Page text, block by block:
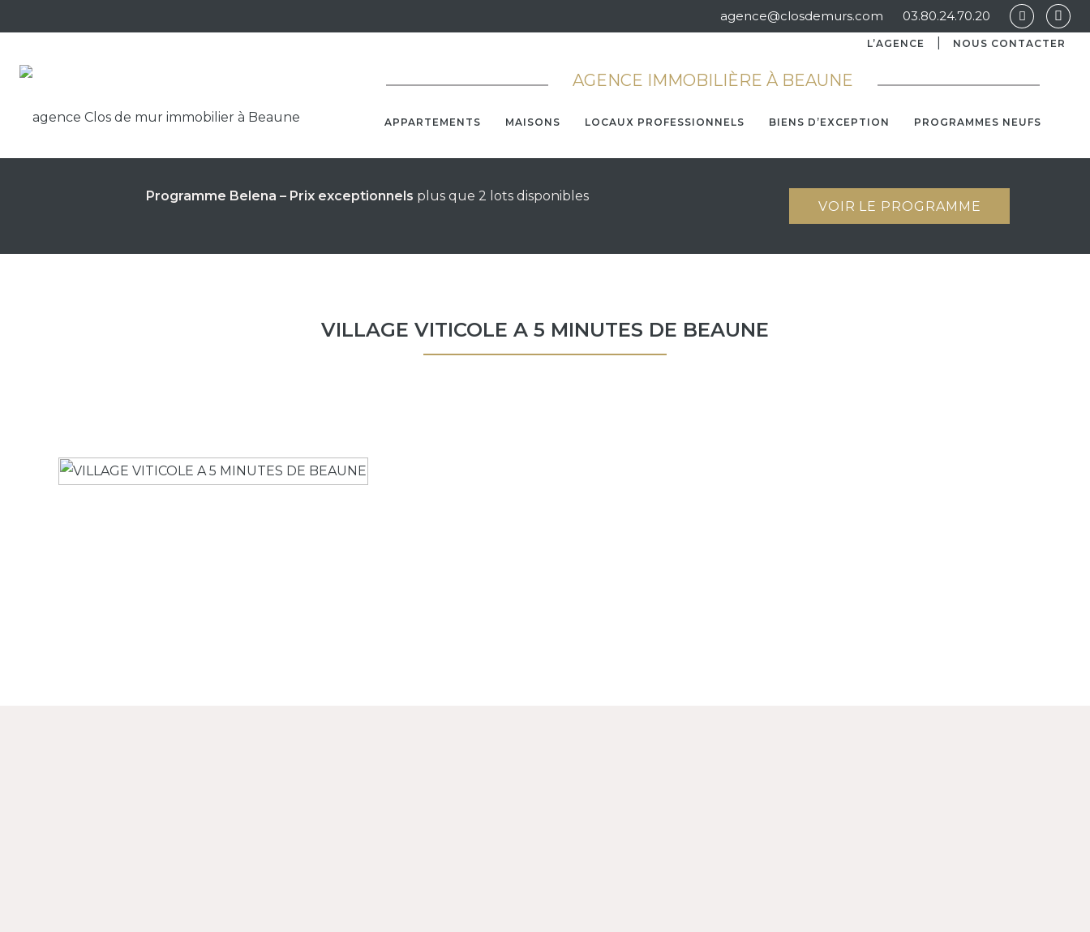
agence@closdemurs.com 03.80.24.70.20
L’AGENCE NOUS CONTACTER
AGENCE IMMOBILIÈRE À BEAUNE
APPARTEMENTS MAISONS LOCAUX PROFESSIONNELS BIENS D’EXCEPTION PROGRAMMES NEUFS
Programme Belena – Prix exceptionnels plus que 2 lots disponibles
VOIR LE PROGRAMME
VILLAGE VITICOLE A 5 MINUTES DE BEAUNE